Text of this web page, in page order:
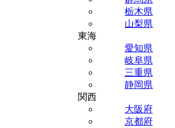
栃木県
山梨県
東海
愛知県
岐阜県
三重県
静岡県
関西
大阪府
京都府